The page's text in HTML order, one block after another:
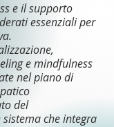
e il supporto
essenziali per
e mindfulness
nel piano di
del
che integra